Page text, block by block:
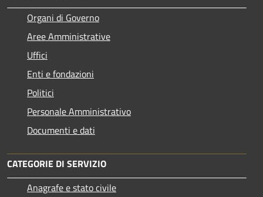
Organi di Governo
Aree Amministrative
Uffici
Enti e fondazioni
Politici
Personale Amministrativo
Documenti e dati
CATEGORIE DI SERVIZIO
Anagrafe e stato civile